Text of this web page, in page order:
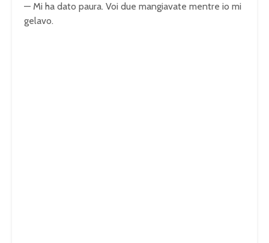
— Mi ha dato paura. Voi due mangiavate mentre io mi
gelavo.